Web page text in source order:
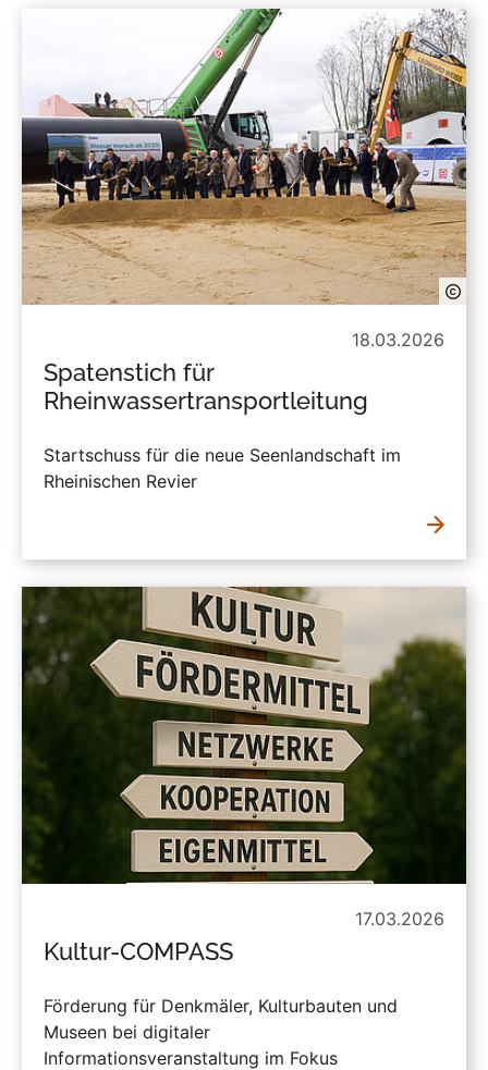
18.03.2026
Spatenstich für
Rheinwassertransportleitung
Startschuss für die neue Seenlandschaft im
Rheinischen Revier
17.03.2026
Kultur-COMPASS
Förderung für Denkmäler, Kulturbauten und
Museen bei digitaler
Informationsveranstaltung im Fokus